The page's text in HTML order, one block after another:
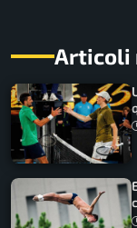
Articoli